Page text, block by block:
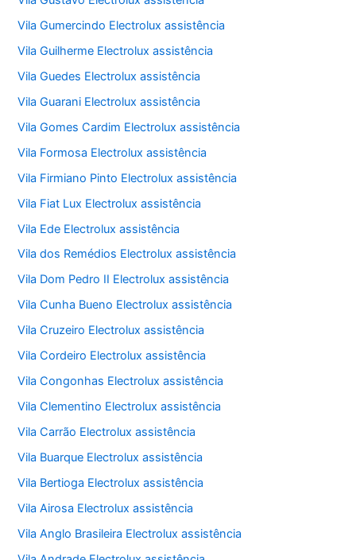
Vila Gumercindo Electrolux assistência
Vila Guilherme Electrolux assistência
Vila Guedes Electrolux assistência
Vila Guarani Electrolux assistência
Vila Gomes Cardim Electrolux assistência
Vila Formosa Electrolux assistência
Vila Firmiano Pinto Electrolux assistência
Vila Fiat Lux Electrolux assistência
Vila Ede Electrolux assistência
Vila dos Remédios Electrolux assistência
Vila Dom Pedro II Electrolux assistência
Vila Cunha Bueno Electrolux assistência
Vila Cruzeiro Electrolux assistência
Vila Cordeiro Electrolux assistência
Vila Congonhas Electrolux assistência
Vila Clementino Electrolux assistência
Vila Carrão Electrolux assistência
Vila Buarque Electrolux assistência
Vila Bertioga Electrolux assistência
Vila Airosa Electrolux assistência
Vila Anglo Brasileira Electrolux assistência